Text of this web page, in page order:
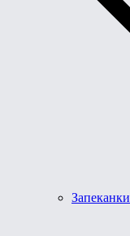
Запеканки